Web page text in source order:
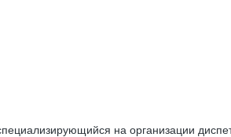
на организации